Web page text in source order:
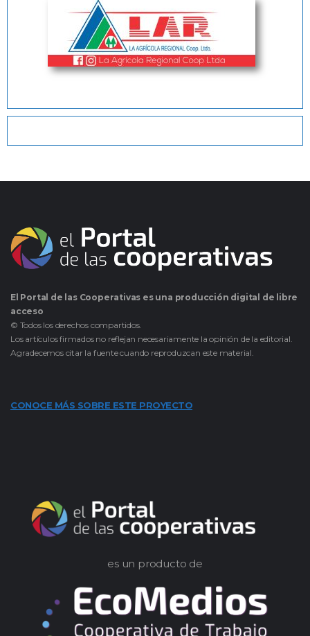
El Portal de las Cooperativas es una producción digital de libre
acceso
© Todos los derechos compartidos.
Los artículos firmados no reflejan necesariamente la opinión de la editorial.
Agradecemos citar la fuente cuando reproduzcan este material.
CONOCE MÁS SOBRE ESTE PROYECTO
es un producto de